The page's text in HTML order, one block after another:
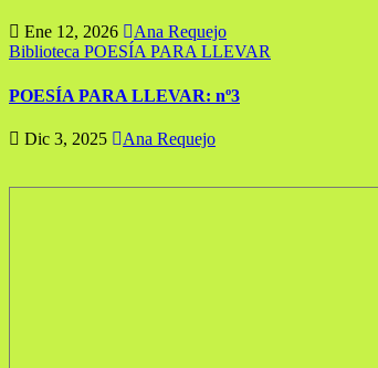
Ene 12, 2026
Ana Requejo
Biblioteca POESÍA PARA LLEVAR
POESÍA PARA LLEVAR: nº3
Dic 3, 2025 Ana Requejo